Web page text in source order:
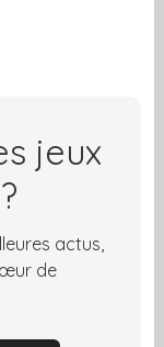
jeux
actus,
de